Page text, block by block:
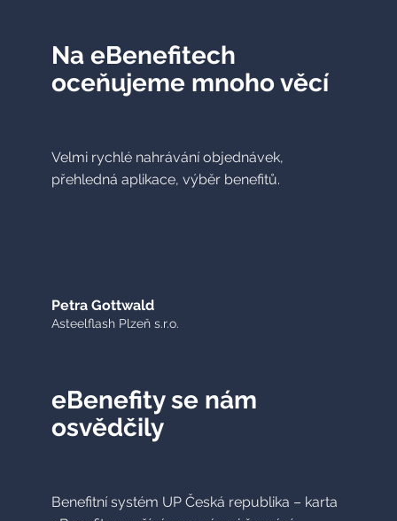
Na eBenefitech
oceňujeme mnoho věcí
Velmi rychlé nahrávání objednávek,
přehledná aplikace, výběr benefitů.
Petra Gottwald
Asteelflash Plzeň s.r.o.
eBenefity se nám
osvědčily
Benefitní systém UP Česká republika – karta